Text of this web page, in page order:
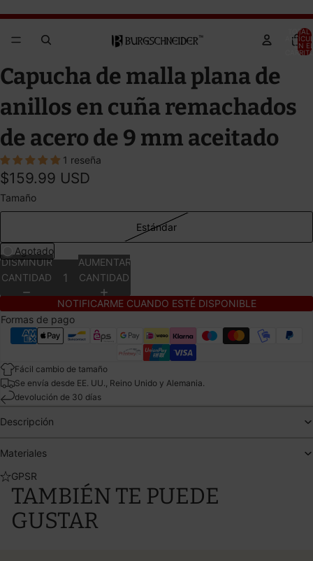
TOTAL
EN
ABRIR
IMAGEN
PANTALLA
COMPLETA
ABRIR
IMAGEN
PANTALLA
COMPLETA
ABRIR
IMAGEN
PANTALLA
COMPLETA
ABRIR
IMAGEN
PANTALLA
COMPLETA
ABRIR
IMAGEN
PANTALLA
COMPLETA
Capucha de malla plana de
anillos en cuña remachados
de acero de 9 mm aceitado
1 reseña
$159.99 USD
Tamaño
Estándar
Agotado
DISMINUIR
CANTIDAD
AUMENTAR
CANTIDAD
NOTIFICARME CUANDO ESTÉ DISPONIBLE
Formas de pago
Fácil cambio de tamaño
Se envía desde EE. UU., Reino Unido y Alemania.
devolución de 30 días
Descripción
Materiales
GPSR
TAMBIÉN TE PUEDE
GUSTAR